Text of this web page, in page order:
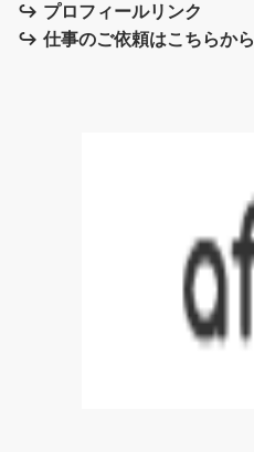
↪︎ プロフィールリンク
↪︎ 仕事のご依頼はこちらから